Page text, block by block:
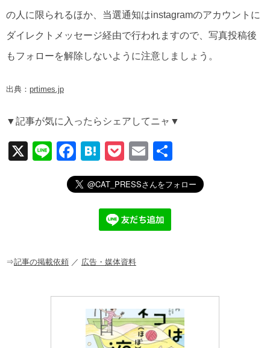
の人に限られるほか、当選通知はinstagramのアカウントに
ダイレクトメッセージ経由で行われますので、写真投稿後
もフォローを解除しないように注意しましょう。
出典： prtimes.jp
▼記事が気に入ったらシェアしてニャ▼
X
Li
F
a
c
o
H
at
e
n
a
P
o
ck
et
E
m
ail
有
⇒記事の掲載依頼 ／ 広告・媒体資料